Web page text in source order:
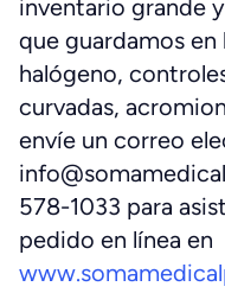
inventario grande
que guardamos en
halógeno,
curvadas,
envíe un correo
578-1033 para
pedido en línea en